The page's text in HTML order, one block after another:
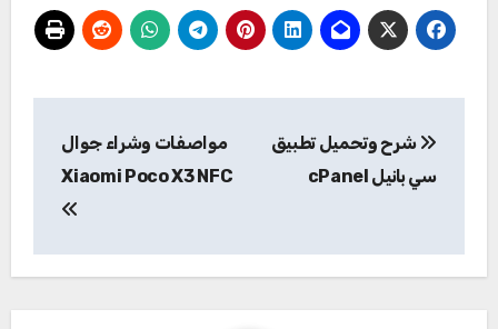
المقالات
شرح وتحميل تطبيق
سي بانيل cPanel
مواصفات وشراء جوال
Xiaomi Poco X3 NFC